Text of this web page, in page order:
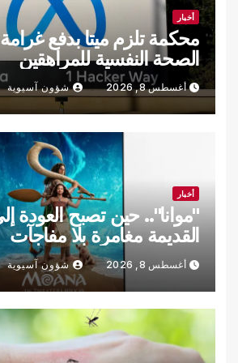
أخبار
محكمة تلزم ميتا بدفع
الصحة النفسية للمراهقين
أغسطس 8, 2026 شؤون آسيوية
أخبار
"موانا".. حين تصبح العودة
القديمة مغامرة بلا مفاجآت
أغسطس 8, 2026 شؤون آسيوية